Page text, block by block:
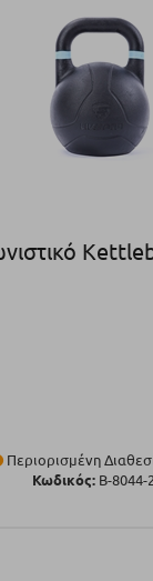
Περιορισμένη
Κωδικός: Β-8044-